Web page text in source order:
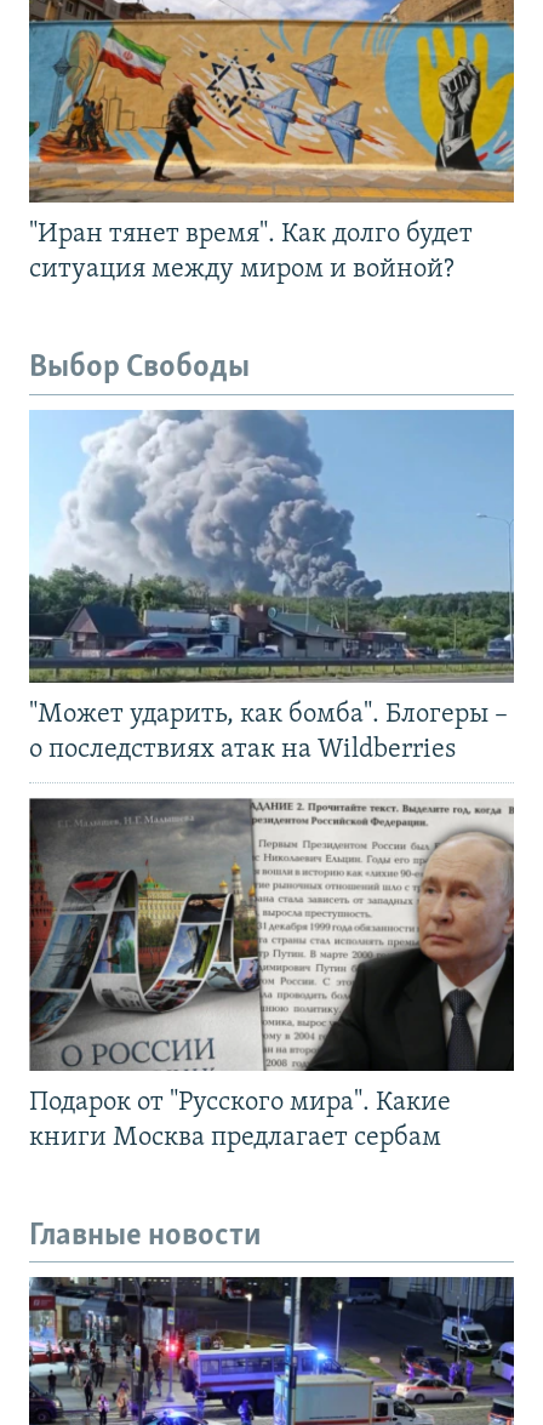
"Иран тянет время". Как долго будет
ситуация между миром и войной?
Выбор Свободы
"Может ударить, как бомба". Блогеры –
о последствиях атак на Wildberries
Подарок от "Русского мира". Какие
книги Москва предлагает сербам
Главные новости